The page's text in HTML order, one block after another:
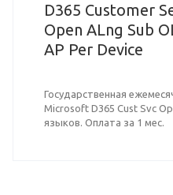
D365 Customer
Open ALng Sub
AP Per Device
Государственная
Microsoft D365 Cust Svc
языков. Оплата за 1 мес.